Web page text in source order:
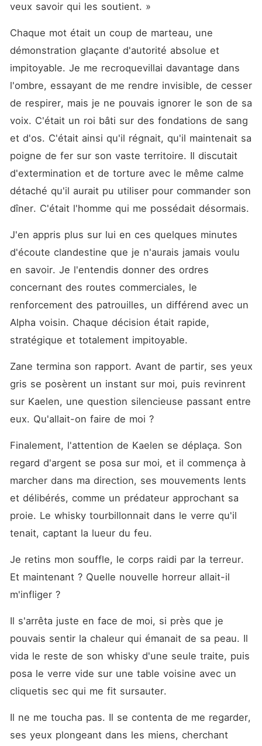
veux savoir qui les soutient. »
Chaque mot était un coup de marteau, une
démonstration glaçante d'autorité absolue et
impitoyable. Je me recroquevillai davantage dans
l'ombre, essayant de me rendre invisible, de cesser
de respirer, mais je ne pouvais ignorer le son de sa
voix. C'était un roi bâti sur des fondations de sang
et d'os. C'était ainsi qu'il régnait, qu'il maintenait sa
poigne de fer sur son vaste territoire. Il discutait
d'extermination et de torture avec le même calme
détaché qu'il aurait pu utiliser pour commander son
dîner. C'était l'homme qui me possédait désormais.
J'en appris plus sur lui en ces quelques minutes
d'écoute clandestine que je n'aurais jamais voulu
en savoir. Je l'entendis donner des ordres
concernant des routes commerciales, le
renforcement des patrouilles, un différend avec un
Alpha voisin. Chaque décision était rapide,
stratégique et totalement impitoyable.
Zane termina son rapport. Avant de partir, ses yeux
gris se posèrent un instant sur moi, puis revinrent
sur Kaelen, une question silencieuse passant entre
eux. Qu'allait-on faire de moi ?
Finalement, l'attention de Kaelen se déplaça. Son
regard d'argent se posa sur moi, et il commença à
marcher dans ma direction, ses mouvements lents
et délibérés, comme un prédateur approchant sa
proie. Le whisky tourbillonnait dans le verre qu'il
tenait, captant la lueur du feu.
Je retins mon souffle, le corps raidi par la terreur.
Et maintenant ? Quelle nouvelle horreur allait-il
m'infliger ?
Il s'arrêta juste en face de moi, si près que je
pouvais sentir la chaleur qui émanait de sa peau. Il
vida le reste de son whisky d'une seule traite, puis
posa le verre vide sur une table voisine avec un
cliquetis sec qui me fit sursauter.
Il ne me toucha pas. Il se contenta de me regarder,
ses yeux plongeant dans les miens, cherchant